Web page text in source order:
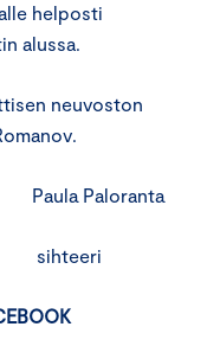
helposti
alussa.
neuvoston
Paloranta